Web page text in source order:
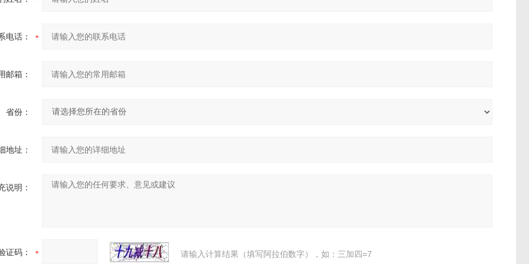
电话：
邮箱：
省份：
地址：
说明：
证码： 请输入计算结果（填写阿拉伯数字），如：三加四=7